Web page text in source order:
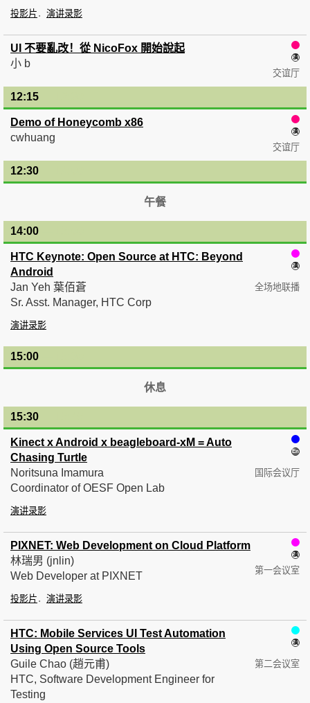
投影片 演讲录影
UI 不要亂改！從 NicoFox 開始說起
交谊厅
小 b
12:15
Demo of Honeycomb x86
交谊厅
cwhuang
12:30
午餐
14:00
HTC Keynote: Open Source at HTC: Beyond
Android
全场地联播
Jan Yeh 葉佰蒼
Sr. Asst. Manager, HTC Corp
演讲录影
15:00
休息
15:30
Kinect x Android x beagleboard-xM = Auto
Chasing Turtle
国际会议厅
Noritsuna Imamura
Coordinator of OESF Open Lab
演讲录影
PIXNET: Web Development on Cloud Platform
第一会议室
林瑞男 (jnlin)
Web Developer at PIXNET
投影片 演讲录影
HTC: Mobile Services UI Test Automation
Using Open Source Tools
第二会议室
Guile Chao (趙元甫)
HTC, Software Development Engineer for
Testing